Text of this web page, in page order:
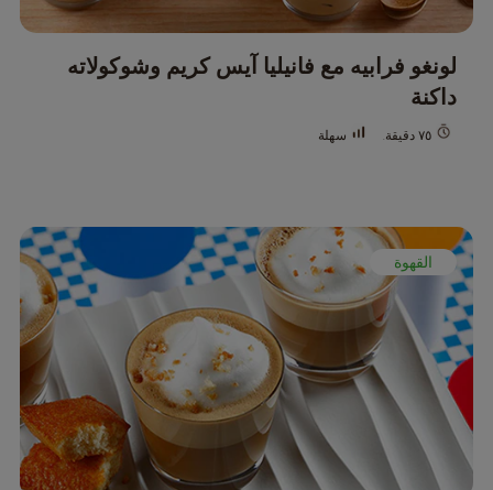
لونغو فرابيه مع فانيليا آيس كريم وشوكولاته
داكنة
٧٥ دقيقة. سهلة
القهوة